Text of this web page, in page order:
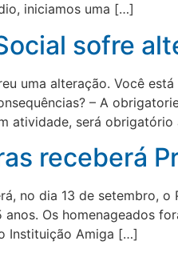
iniciamos uma […]
sofre
uma alteração. Você
– A
atividade, será
receberá
no dia 13 de setembro,
Os homenageados
Instituição Amiga […]